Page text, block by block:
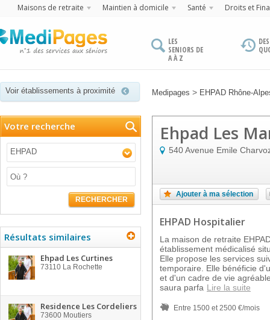
Maisons de retraite Maintien à domicile Santé Droits et
LES
SENIORS DE
A À Z
Voir établissements à proximité Medipages > EHPAD Rhône-
Votre recherche
EHPAD
RECHERCHER
Résultats similaires
Ehpad Les Curtines
73110 La Rochette
Residence Les Cordeliers
73600 Moutiers
Ehpad Les
540 Avenue Emile
Ajouter à ma sélection
EHPAD Hospitalier
La maison de retraite
établissement médicalisé
Elle propose les services
temporaire. Elle bénéficie
et d'un cadre de vie
saura parfa Lire la suite
Entre 1500 et 2500 €/mois